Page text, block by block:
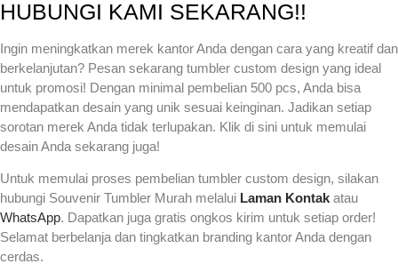
HUBUNGI KAMI SEKARANG!!
Ingin meningkatkan merek kantor Anda dengan cara yang kreatif dan
berkelanjutan? Pesan sekarang tumbler custom design yang ideal
untuk promosi! Dengan minimal pembelian 500 pcs, Anda bisa
mendapatkan desain yang unik sesuai keinginan. Jadikan setiap
sorotan merek Anda tidak terlupakan. Klik di sini untuk memulai
desain Anda sekarang juga!
Untuk memulai proses pembelian tumbler custom design, silakan
hubungi Souvenir Tumbler Murah melalui Laman Kontak atau
WhatsApp. Dapatkan juga gratis ongkos kirim untuk setiap order!
Selamat berbelanja dan tingkatkan branding kantor Anda dengan
cerdas.